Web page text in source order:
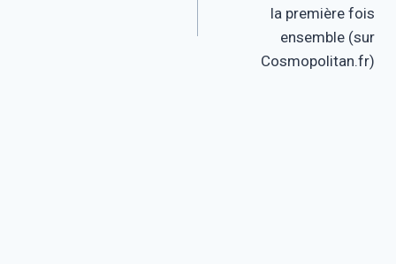
la première fois
ensemble (sur
Cosmopolitan.fr)